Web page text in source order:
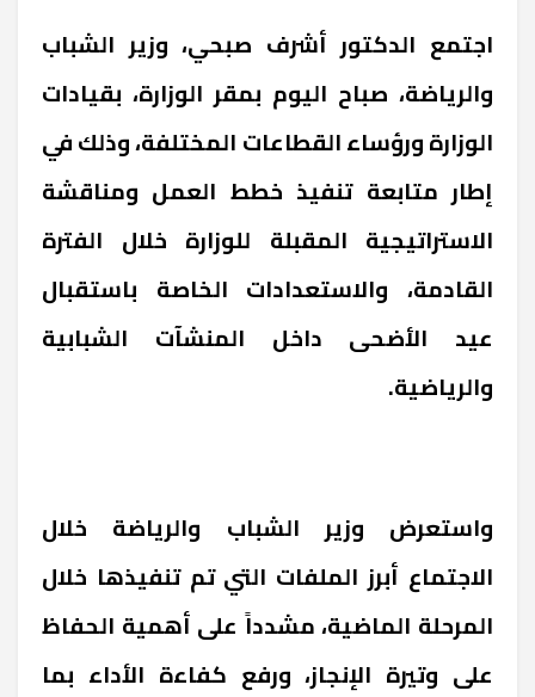
اجتمع الدكتور أشرف صبحي، وزير الشباب
والرياضة، صباح اليوم بمقر الوزارة، بقيادات
الوزارة ورؤساء القطاعات المختلفة، وذلك في
إطار متابعة تنفيذ خطط العمل ومناقشة
الاستراتيجية المقبلة للوزارة خلال الفترة
القادمة، والاستعدادات الخاصة باستقبال
عيد الأضحى داخل المنشآت الشبابية
والرياضية.
واستعرض وزير الشباب والرياضة خلال
الاجتماع أبرز الملفات التي تم تنفيذها خلال
المرحلة الماضية، مشدداً على أهمية الحفاظ
على وتيرة الإنجاز، ورفع كفاءة الأداء بما